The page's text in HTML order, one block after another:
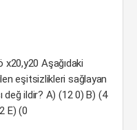
x20,y20 Aşağıdaki
eşitsizlikleri sağlayan
ildir? A) (12 0) B) (4
E) (0